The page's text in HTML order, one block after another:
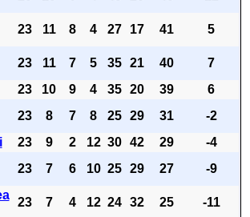
23 11 8 4 27 17 41 5
23 11 7 5 35 21 40
7
23 10 9 4 35 20 39
6
23 8 7 8 25 29 31
-2
23 9 2 12 30 42 29
-4
23 7 6 10 25 29 27 -9
23 7 4 12 24 32 25 -11